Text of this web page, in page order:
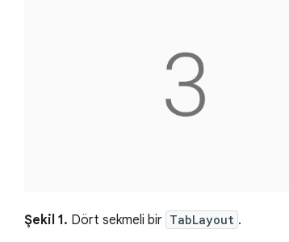
Şekil 1. Dört sekmeli bir TabLayout .